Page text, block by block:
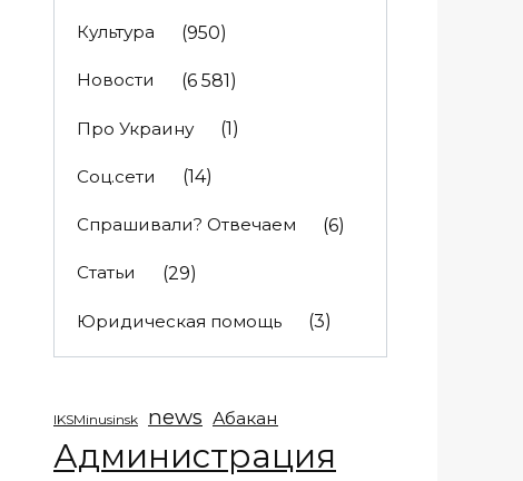
Культура (950)
Новости (6 581)
Про Украину (1)
Соц.сети (14)
Спрашивали? Отвечаем (6)
Статьи (29)
Юридическая помощь (3)
IKSMinusinsk news Абакан
Администрация